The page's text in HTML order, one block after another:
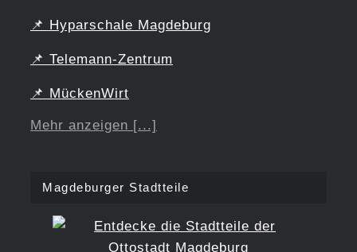
📌 Hyparschale Magdeburg
📌 Telemann-Zentrum
📌 MückenWirt
Mehr anzeigen [...]
Magdeburger Stadtteile